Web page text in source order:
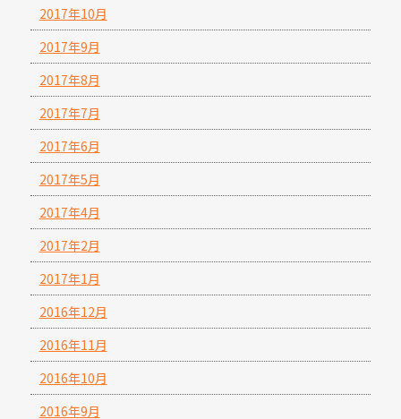
2017年10月
2017年9月
2017年8月
2017年7月
2017年6月
2017年5月
2017年4月
2017年2月
2017年1月
2016年12月
2016年11月
2016年10月
2016年9月